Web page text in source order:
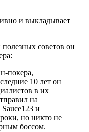
и выкладывает
советов он
покера,
10 лет он
в их
на
и
но никто не
боссом.